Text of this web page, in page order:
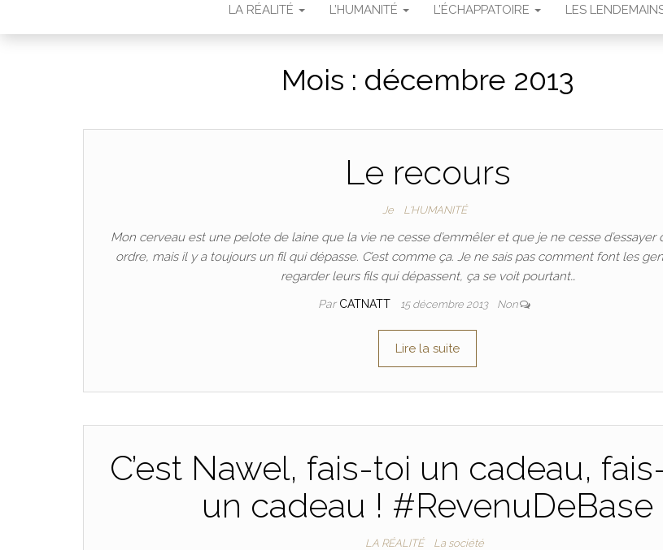
LA RÉALITÉ L’HUMANITÉ L’ÉCHAPPATOIRE LES
Mois : décembre 2013
Le recours
Je L'HUMANITÉ
Mon cerveau est une pelote de laine que la vie ne cesse d’emmêler et que je ne cesse
ordre, mais il y a toujours un fil qui dépasse. C’est comme ça. Je ne sais pas comment font les
regarder leurs fils qui dépassent, ça se voit pourtant…
Par CATNATT 15 décembre 2013 Non
Lire la suite
C’est Nawel, fais-toi un cadeau,
un cadeau ! #RevenuDeBase
LA RÉALITÉ La société